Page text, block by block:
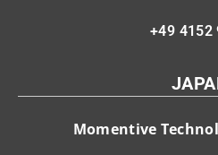
+49 4152
Momentive